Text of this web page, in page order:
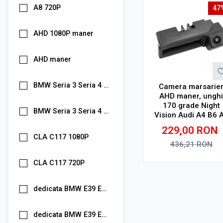
A8 720P
AHD 1080P maner
AHD maner
BMW Seria 3 Seria 4 Seria 5 X5 X6 1080P
BMW Seria 3 Seria 4 Seria 5 X5 X6 720P
CLA C117 1080P
CLA C117 720P
dedicata BMW E39 E53 E90 E60 E70 E71 E84 1080P
dedicata BMW E39 E53 E90 E60 E70 E71 E84 720P
Camera marsarier
AHD maner, unghi
170 grade Night
Vision Audi A4 B6
B7 A6 C6 4F Q7 4L
8P 720P – HD 720,
montaj OEM, unghi
229,00 RON
436,21RON